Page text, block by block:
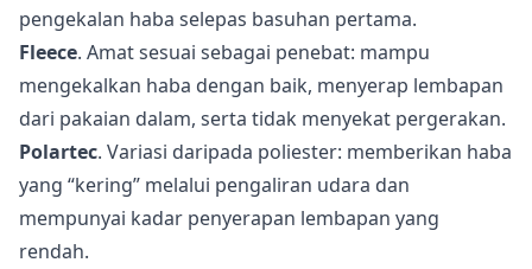
pengekalan haba selepas basuhan pertama.
Fleece. Amat sesuai sebagai penebat: mampu
mengekalkan haba dengan baik, menyerap lembapan
dari pakaian dalam, serta tidak menyekat pergerakan.
Polartec. Variasi daripada poliester: memberikan haba
yang “kering” melalui pengaliran udara dan
mempunyai kadar penyerapan lembapan yang
rendah.